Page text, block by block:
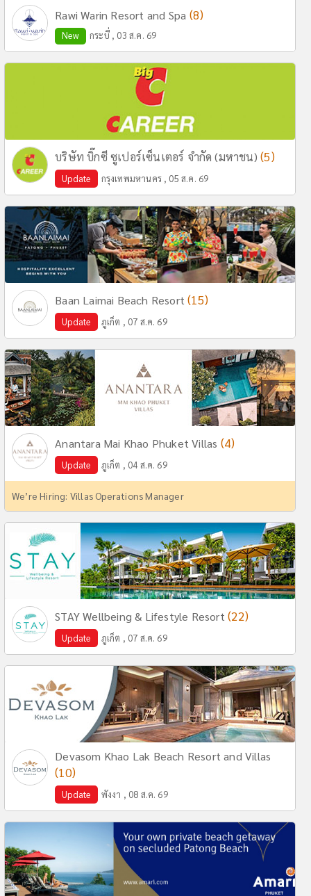
Rawi Warin Resort and Spa (8)
New กระบี่ , 03 ส.ค. 69
บริษัท บิ๊กซี ซูเปอร์เซ็นเตอร์ จำกัด (มหาชน)(5)
Update กรุงเทพมหานคร , 05 ส.ค. 69
Baan Laimai Beach Resort(15)
Update ภูเก็ต , 07 ส.ค. 69
Anantara Mai Khao Phuket Villas (4)
Update ภูเก็ต , 04 ส.ค. 69
We’re Hiring: Villas Operations Manager
STAY Wellbeing & Lifestyle Resort(22)
Update ภูเก็ต , 07 ส.ค. 69
Devasom Khao Lak Beach Resort and Villas
(10)
Update พังงา , 08 ส.ค. 69